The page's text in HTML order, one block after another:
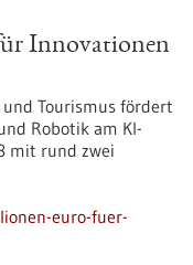
Innovationen
Tourismus fördert
Robotik am KI-
mit rund zwei
euro-fuer-